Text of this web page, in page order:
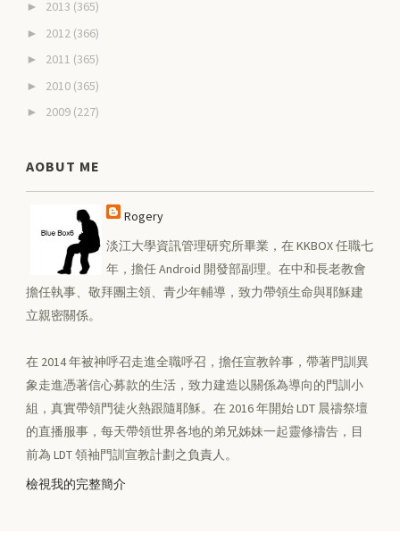
► 2013 (365)
► 2012 (366)
► 2011 (365)
► 2010 (365)
► 2009 (227)
AOBUT ME
Rogery
淡江大學資訊管理研究所畢業，在 KKBOX 任職七
年，擔任 Android 開發部副理。在中和長老教會
擔任執事、敬拜團主領、青少年輔導，致力帶領生命與耶穌建
立親密關係。
在 2014 年被神呼召走進全職呼召，擔任宣教幹事，帶著門訓異
象走進憑著信心募款的生活，致力建造以關係為導向的門訓小
組，真實帶領門徒火熱跟隨耶穌。在 2016 年開始 LDT 晨禱祭壇
的直播服事，每天帶領世界各地的弟兄姊妹一起靈修禱告，目
前為 LDT 領袖門訓宣教計劃之負責人。
檢視我的完整簡介